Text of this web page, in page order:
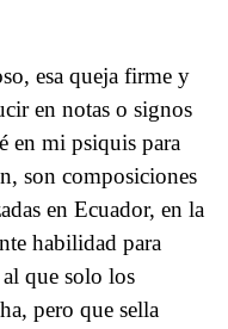
esa queja firme y
en notas o signos
en mi psiquis para
son composiciones
en Ecuador, en la
habilidad para
que solo los
pero que sella